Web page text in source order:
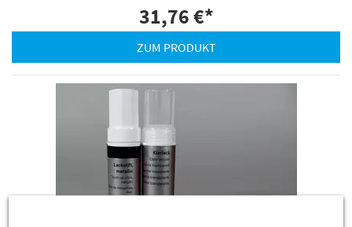
31,76 €*
ZUM PRODUKT